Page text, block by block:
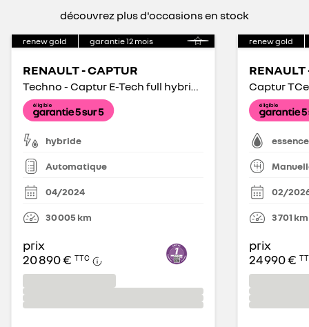
découvrez plus d'occasions en stock
renew gold garantie12 mois
RENAULT - CAPTUR
Techno - Captur E-Tech full hybrid 145
hybride
Automatique
04/2024
30 005 km
prix
20 890 € TTC
renew gold
RENAULT
Captur
essence
02/
3 701 km
prix
24 990 €